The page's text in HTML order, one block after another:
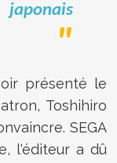
présenté le
Toshihiro
SEGA
l'éditeur a dû